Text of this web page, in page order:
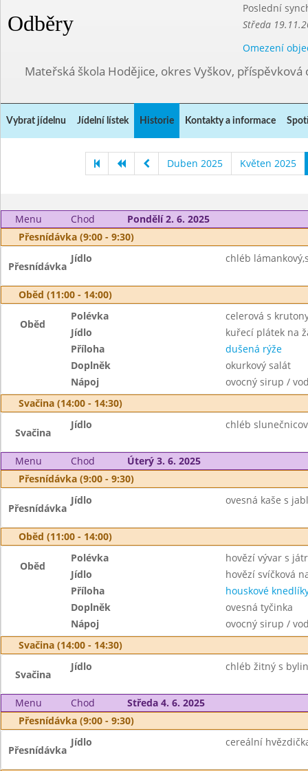
Odběry
Poslední
Středa
Omezení
Mateřská škola Hodějice, okres Vyškov, příspěvková
Vybrat jídelnu Jídelní lístek Historie Kontakty a informace
Duben 2025 Květen 2025
Menu Chod
Pondělí 2. 6. 2025
Přesnídávka (9:00 - 9:30)
Přesnídávka
Jídlo chléb
Oběd (11:00 - 14:00)
Oběd
Polévka
celerová s
Jídlo
kuřecí plátek na
Příloha
dušená rýže
Doplněk
okurkový salát
Nápoj
ovocný sirup /
Svačina (14:00 - 14:30)
Svačina
Jídlo chléb
Menu Chod
Úterý 3. 6. 2025
Přesnídávka (9:00 - 9:30)
Přesnídávka
Jídlo ovesná kaše s
Oběd (11:00 - 14:00)
Oběd
Polévka
hovězí vývar s
Jídlo
hovězí svíčková
Příloha
houskové
Doplněk
ovesná tyčinka
Nápoj
ovocný sirup /
Svačina (14:00 - 14:30)
Svačina
Jídlo chléb žitný s
Menu Chod
Středa 4. 6. 2025
Přesnídávka (9:00 - 9:30)
Přesnídávka
Jídlo cereální